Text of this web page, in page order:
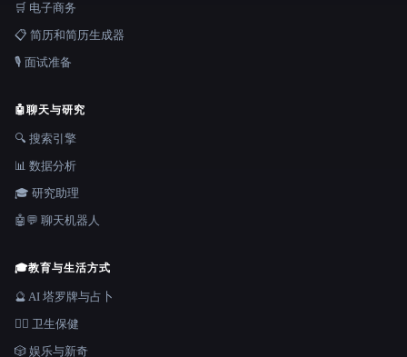
🛒 电子商务
📋 简历和简历生成器
🎙️ 面试准备
🤖聊天与研究
🔍 搜索引擎
📊 数据分析
🎓 研究助理
🤖💬 聊天机器人
🎓教育与生活方式
🔮 AI 塔罗牌与占卜
👩‍⚕️ 卫生保健
🎲 娱乐与新奇